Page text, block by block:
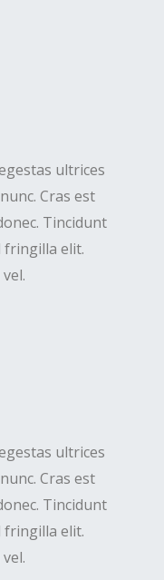
ultrices
Cras est
Tincidunt
fringilla elit.
ultrices
Cras est
Tincidunt
fringilla elit.